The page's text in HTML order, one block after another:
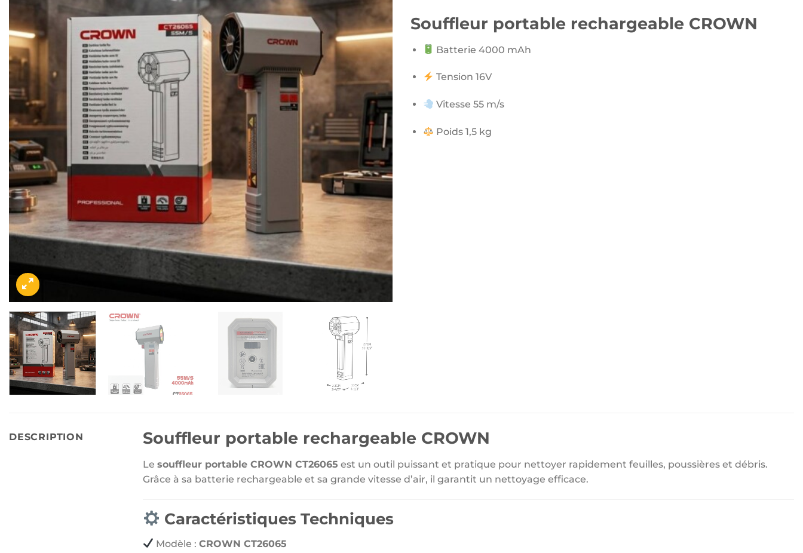
Souffleur portable rechargeable CROWN
Batterie 4000 mAh
Tension 16V
Vitesse 55 m/s
Poids 1,5 kg
DESCRIPTION Souffleur portable rechargeable CROWN
Le souffleur portable CROWN CT26065 est un outil puissant et pratique pour nettoyer rapidement feuilles, poussières et débris.
Grâce à sa batterie rechargeable et sa grande vitesse d’air, il garantit un nettoyage efficace.
Caractéristiques Techniques
Modèle :CROWN CT26065